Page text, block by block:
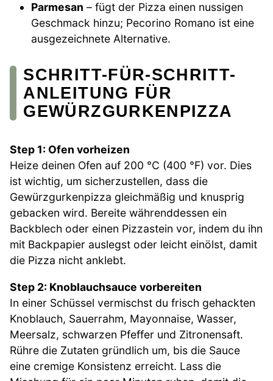
Parmesan – fügt der Pizza einen nussigen
Geschmack hinzu; Pecorino Romano ist eine
ausgezeichnete Alternative.
SCHRITT-FÜR-SCHRITT-
ANLEITUNG FÜR
GEWÜRZGURKENPIZZA
Step 1: Ofen vorheizen
Heize deinen Ofen auf 200 °C (400 °F) vor. Dies
ist wichtig, um sicherzustellen, dass die
Gewürzgurkenpizza gleichmäßig und knusprig
gebacken wird. Bereite währenddessen ein
Backblech oder einen Pizzastein vor, indem du ihn
mit Backpapier auslegst oder leicht einölst, damit
die Pizza nicht anklebt.
Step 2: Knoblauchsauce vorbereiten
In einer Schüssel vermischst du frisch gehackten
Knoblauch, Sauerrahm, Mayonnaise, Wasser,
Meersalz, schwarzen Pfeffer und Zitronensaft.
Rühre die Zutaten gründlich um, bis die Sauce
eine cremige Konsistenz erreicht. Lass die